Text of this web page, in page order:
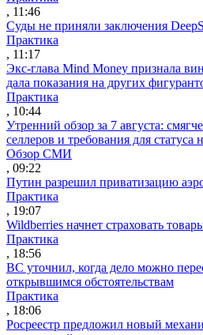
, 11:46
Суды не приняли заключения
Практика
, 11:17
Экс-глава Mind Money признала
дала показания на других
Практика
, 10:44
Утренний обзор за 7 августа:
селлеров и требования для
Обзор СМИ
, 09:22
Путин разрешил приватизацию
Практика
, 19:07
Wildberries начнет страховать
Практика
, 18:56
ВС уточнил, когда дело можно
открывшимся обстоятельствам
Практика
, 18:06
Росреестр предложил новый